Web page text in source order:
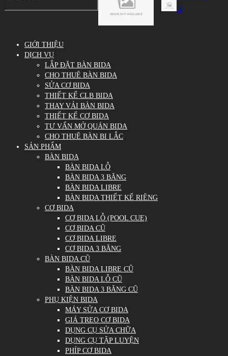
0
GIỚI THIỆU
DỊCH VỤ
LẮP ĐẶT BÀN BIDA
CHO THUÊ BÀN BIDA
SỬA CƠ BIDA
THIẾT KẾ CLB BIDA
THAY VẢI BÀN BIDA
THIẾT KẾ CƠ BIDA
TƯ VẤN MỞ QUÁN BIDA
CHO THUÊ BÀN BI LẮC
SẢN PHẨM
BÀN BIDA
BÀN BIDA LỖ
BÀN BIDA 3 BĂNG
BÀN BIDA LIBRE
BÀN BIDA THIẾT KẾ RIÊNG
CƠ BIDA
CƠ BIDA LỖ (POOL CUE)
CƠ BIDA CŨ
CƠ BIDA LIBRE
CƠ BIDA 3 BĂNG
BÀN BIDA CŨ
BÀN BIDA LIBRE CŨ
BÀN BIDA LỖ CŨ
BÀN BIDA 3 BĂNG CŨ
PHỤ KIỆN BIDA
MÁY SỬA CƠ BIDA
GIÁ TREO CƠ BIDA
DỤNG CỤ SỬA CHỮA
DỤNG CỤ TẬP LUYỆN
PHÍP CƠ BIDA